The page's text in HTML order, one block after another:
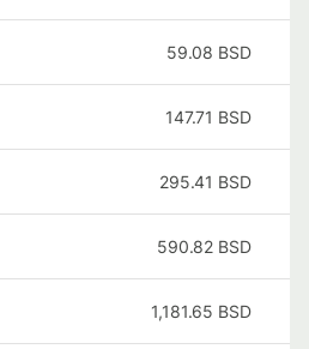
59.08 BSD
147.71 BSD
295.41 BSD
590.82 BSD
1,181.65 BSD